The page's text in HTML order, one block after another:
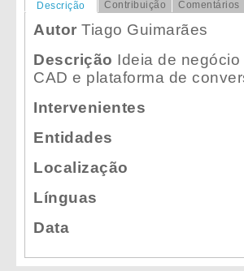
Descrição Contribuição Comentários
Autor Tiago Guimarães
Descrição Ideia de
CAD e plataforma de
Intervenientes
Entidades
Localização
Línguas
Data